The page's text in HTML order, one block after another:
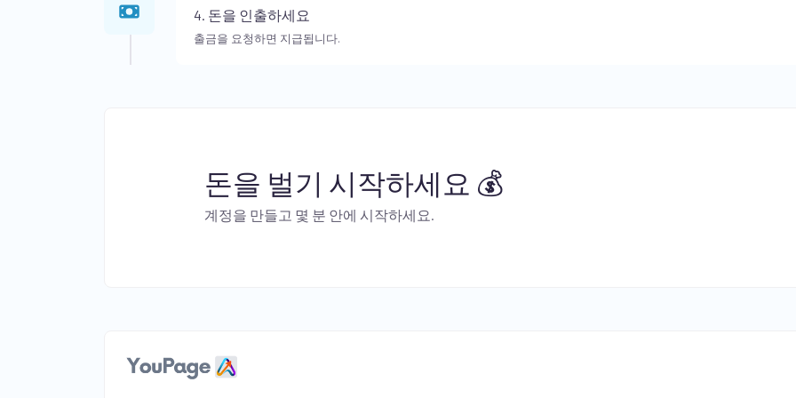
4. 돈을 인출하세요
출금을 요청하면 지급됩니다.
돈을 벌기 시작하세요 💰
계정을 만들고 몇 분 안에 시작하세요.